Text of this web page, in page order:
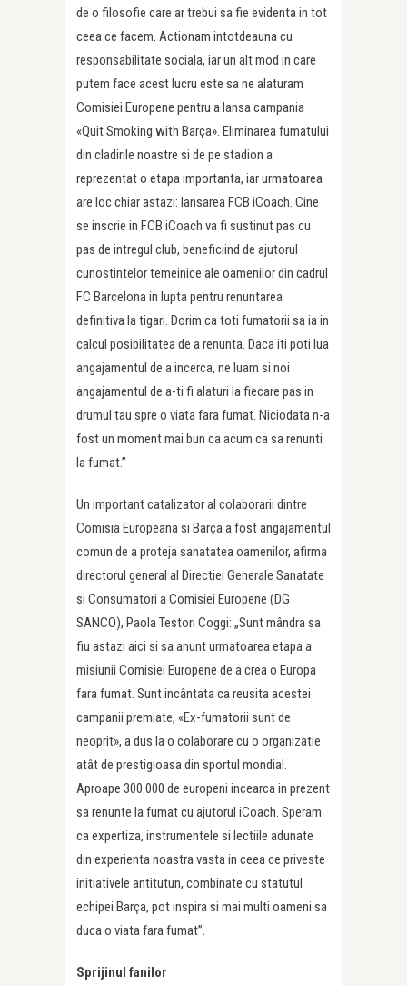
de o filosofie care ar trebui sa fie evidenta in tot
ceea ce facem. Actionam intotdeauna cu
responsabilitate sociala, iar un alt mod in care
putem face acest lucru este sa ne alaturam
Comisiei Europene pentru a lansa campania
«Quit Smoking with Barça». Eliminarea fumatului
din cladirile noastre si de pe stadion a
reprezentat o etapa importanta, iar urmatoarea
are loc chiar astazi: lansarea FCB iCoach. Cine
se inscrie in FCB iCoach va fi sustinut pas cu
pas de intregul club, beneficiind de ajutorul
cunostintelor temeinice ale oamenilor din cadrul
FC Barcelona in lupta pentru renuntarea
definitiva la tigari. Dorim ca toti fumatorii sa ia in
calcul posibilitatea de a renunta. Daca iti poti lua
angajamentul de a incerca, ne luam si noi
angajamentul de a-ti fi alaturi la fiecare pas in
drumul tau spre o viata fara fumat. Niciodata n-a
fost un moment mai bun ca acum ca sa renunti
la fumat.”
Un important catalizator al colaborarii dintre
Comisia Europeana si Barça a fost angajamentul
comun de a proteja sanatatea oamenilor, afirma
directorul general al Directiei Generale Sanatate
si Consumatori a Comisiei Europene (DG
SANCO), Paola Testori Coggi: „Sunt mândra sa
fiu astazi aici si sa anunt urmatoarea etapa a
misiunii Comisiei Europene de a crea o Europa
fara fumat. Sunt incântata ca reusita acestei
campanii premiate, «Ex-fumatorii sunt de
neoprit», a dus la o colaborare cu o organizatie
atât de prestigioasa din sportul mondial.
Aproape 300.000 de europeni incearca in prezent
sa renunte la fumat cu ajutorul iCoach. Speram
ca expertiza, instrumentele si lectiile adunate
din experienta noastra vasta in ceea ce priveste
initiativele antitutun, combinate cu statutul
echipei Barça, pot inspira si mai multi oameni sa
duca o viata fara fumat”.
Sprijinul fanilor